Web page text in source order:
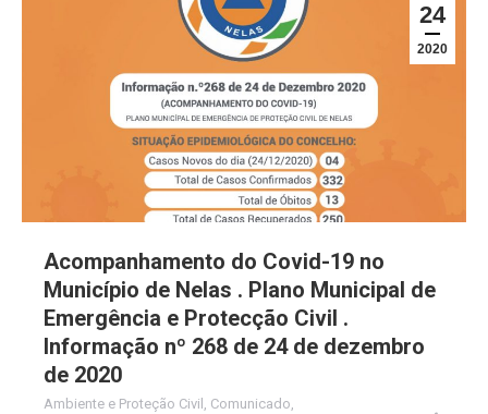
24
2020
Acompanhamento do Covid-19 no
Município de Nelas . Plano Municipal de
Emergência e Protecção Civil .
Informação nº 268 de 24 de dezembro
de 2020
Ambiente e Proteção Civil , Comunicado,